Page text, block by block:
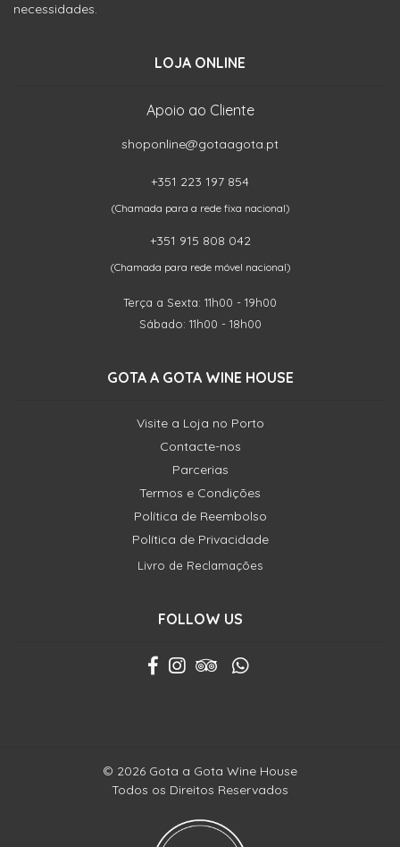
necessidades.
LOJA ONLINE
Apoio ao Cliente
shoponline@gotaagota.pt
+351 223 197 854
(Chamada para a rede fixa nacional)
+351 915 808 042
(Chamada para rede móvel nacional)
Terça a Sexta: 11h00 - 19h00
Sábado: 11h00 - 18h00
GOTA A GOTA WINE HOUSE
Visite a Loja no Porto
Contacte-nos
Parcerias
Termos e Condições
Política de Reembolso
Política de Privacidade
Livro de Reclamações
FOLLOW US
© 2026 Gota a Gota Wine House
Todos os Direitos Reservados